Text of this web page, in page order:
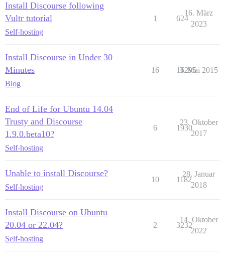
Install Discourse following
Vultr tutorial
Self-hosting
1 624
16. März
2023
Install Discourse in Under 30
Minutes
Blog
16 16295
3. Mai 2015
End of Life for Ubuntu 14.04
Trusty and Discourse
1.9.0.beta10?
Self-hosting
6 1930
23. Oktober
2017
Unable to install Discourse?
Self-hosting
10 1182
28. Januar
2018
Install Discourse on Ubuntu
20.04 or 22.04?
Self-hosting
2 3232
14. Oktober
2022